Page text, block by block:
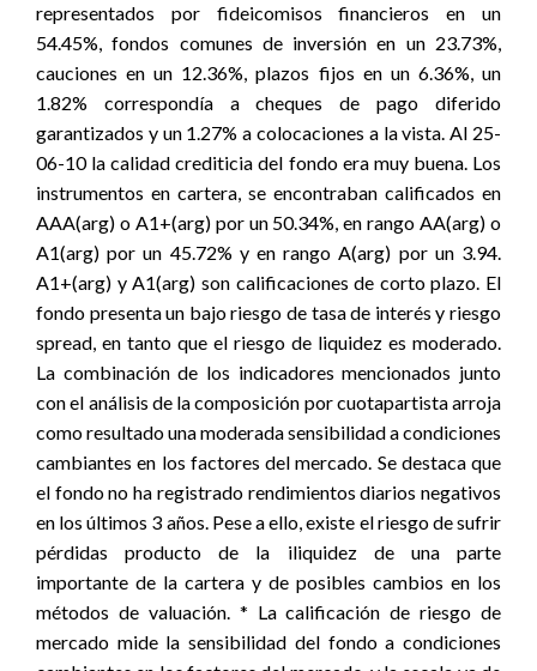
representados por fideicomisos financieros en un
54.45%, fondos comunes de inversión en un 23.73%,
cauciones en un 12.36%, plazos fijos en un 6.36%, un
1.82% correspondía a cheques de pago diferido
garantizados y un 1.27% a colocaciones a la vista. Al 25-
06-10 la calidad crediticia del fondo era muy buena. Los
instrumentos en cartera, se encontraban calificados en
AAA(arg) o A1+(arg) por un 50.34%, en rango AA(arg) o
A1(arg) por un 45.72% y en rango A(arg) por un 3.94.
A1+(arg) y A1(arg) son calificaciones de corto plazo. El
fondo presenta un bajo riesgo de tasa de interés y riesgo
spread, en tanto que el riesgo de liquidez es moderado.
La combinación de los indicadores mencionados junto
con el análisis de la composición por cuotapartista arroja
como resultado una moderada sensibilidad a condiciones
cambiantes en los factores del mercado. Se destaca que
el fondo no ha registrado rendimientos diarios negativos
en los últimos 3 años. Pese a ello, existe el riesgo de sufrir
pérdidas producto de la iliquidez de una parte
importante de la cartera y de posibles cambios en los
métodos de valuación. * La calificación de riesgo de
mercado mide la sensibilidad del fondo a condiciones